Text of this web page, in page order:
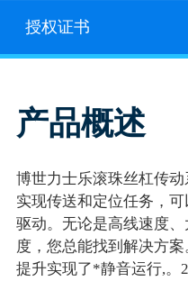
授权证书
产品概述
博世力士乐滚珠丝杠传
实现传送和定位任务，
驱动。无论是高线速度
度，您总能找到解决方
提升实现了*静音运行,。